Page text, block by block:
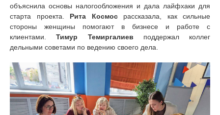
объяснила основы налогообложения и дала лайфхаки для
старта проекта. Рита Космосрассказала, как сильные
стороны женщины помогают в бизнесе и работе с
клиентами.Тимур Темиргалиев поддержал коллег
дельными советами по ведению своего дела.